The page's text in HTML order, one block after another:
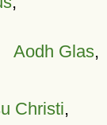
Aodh Glas,
Christi,